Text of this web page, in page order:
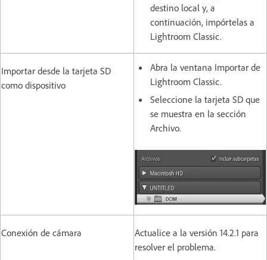
destino local y, a
continuación, impórtelas a
Lightroom Classic.
Importar desde la tarjeta SD
como dispositivo
Abra la ventana Importar de
Lightroom Classic.
Seleccione la tarjeta SD que
se muestra en la sección
Archivo.
Conexión de cámara
Actualice a la versión 14.2.1 para
resolver el problema.